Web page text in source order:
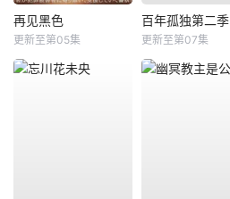
再见黑色
更新至第05集
百年孤独第二季
更新至第07集